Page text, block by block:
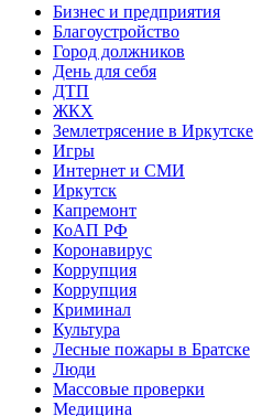
Бизнес и предприятия
Благоустройство
Город должников
День для себя
ДТП
ЖКХ
Землетрясение в Иркутске
Игры
Интернет и СМИ
Иркутск
Капремонт
КоАП РФ
Коронавирус
Коррупция
Коррупция
Криминал
Культура
Лесные пожары в Братске
Люди
Массовые проверки
Медицина